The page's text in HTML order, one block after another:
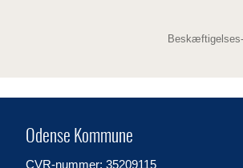
Odense Kommune
CVR-nummer: 35209115